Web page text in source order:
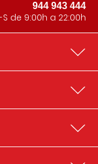
944 943 444
S de 9:00h a 22:00h